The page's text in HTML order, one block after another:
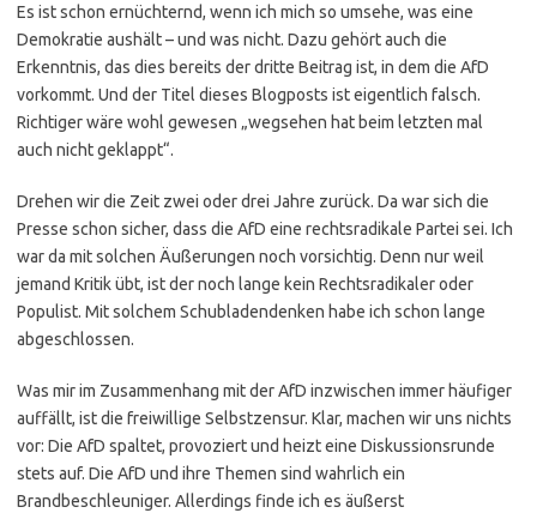
Es ist schon ernüchternd, wenn ich mich so umsehe, was eine
Demokratie aushält – und was nicht. Dazu gehört auch die
Erkenntnis, das dies bereits der dritte Beitrag ist, in dem die AfD
vorkommt. Und der Titel dieses Blogposts ist eigentlich falsch.
Richtiger wäre wohl gewesen „wegsehen hat beim letzten mal
auch nicht geklappt“.
Drehen wir die Zeit zwei oder drei Jahre zurück. Da war sich die
Presse schon sicher, dass die AfD eine rechtsradikale Partei sei. Ich
war da mit solchen Äußerungen noch vorsichtig. Denn nur weil
jemand Kritik übt, ist der noch lange kein Rechtsradikaler oder
Populist. Mit solchem Schubladendenken habe ich schon lange
abgeschlossen.
Was mir im Zusammenhang mit der AfD inzwischen immer häufiger
auffällt, ist die freiwillige Selbstzensur. Klar, machen wir uns nichts
vor: Die AfD spaltet, provoziert und heizt eine Diskussionsrunde
stets auf. Die AfD und ihre Themen sind wahrlich ein
Brandbeschleuniger. Allerdings finde ich es äußerst